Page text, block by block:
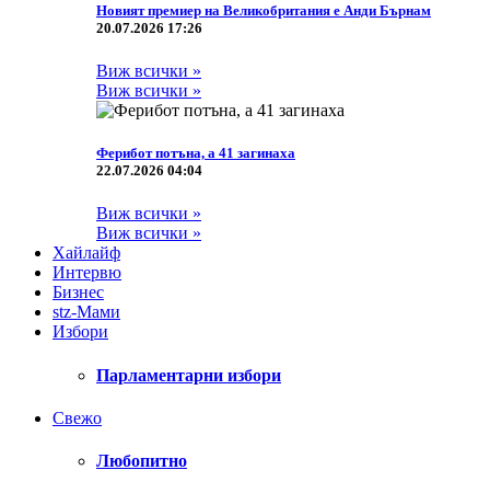
Новият премиер на Великобритания е Анди Бърнам
20.07.2026 17:26
Виж всички »
Виж всички »
Ферибот потъна, а 41 загинаха
22.07.2026 04:04
Виж всички »
Виж всички »
Хайлайф
Интервю
Бизнес
stz-Мами
Избори
Парламентарни избори
Свежо
Любопитно